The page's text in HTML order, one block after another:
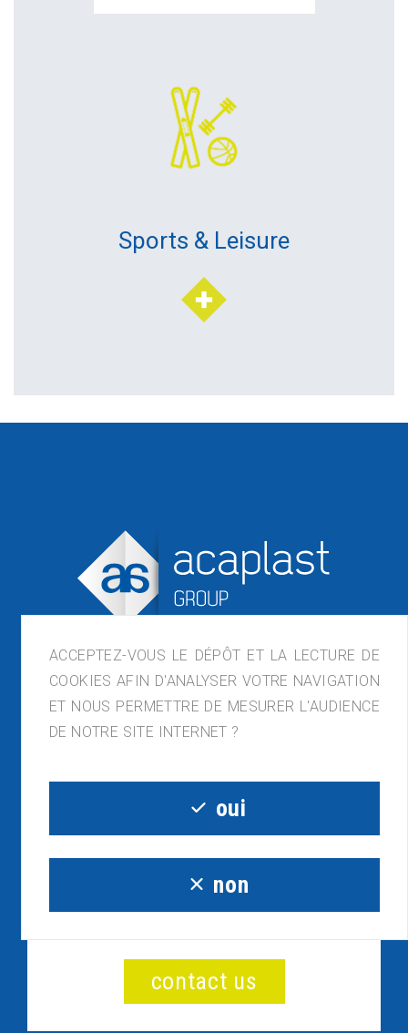
Sports & Leisure
ACAPLAST France, ZI de Lagette, 23210
Bénévent-l'Abbaye
have a project or a
question?
contact us
ACCEPTEZ-VOUS LE DÉPÔT ET LA LECTURE DE
COOKIES AFIN D'ANALYSER VOTRE NAVIGATION
ET NOUS PERMETTRE DE MESURER L'AUDIENCE
DE NOTRE SITE INTERNET ?
oui
non